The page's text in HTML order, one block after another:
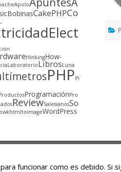
Apolo
BobinasCakePHPCo
Elect
HinkingHow-
LaboratorioLibrosLuna
PHP Pi
ProgramaciónPro
ReviewSalesianosSo
wkhtmltoimageWordPress
funcionar como es debido. Si